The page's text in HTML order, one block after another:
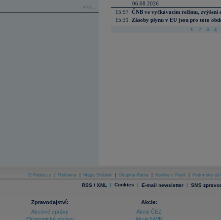
více...
06.08.2026
15:57 ČNB ve vyčkávacím režimu, zvýšení
15:31
Zásoby plynu v EU jsou pro toto
1 2 3 4
O Patria.cz Reklama Mapa Stránek Skupina Patria Kariéra v Patrii Podmínky
RSS / XML | Cookies | E-mail newsletter | SMS
Zpravodajství:
Akciové zprávy
Akcie:
Akcie ČEZ